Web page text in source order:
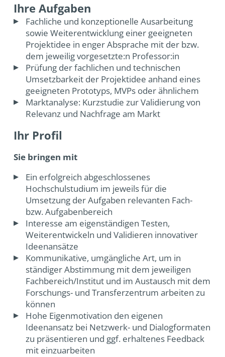
Ihre Aufgaben
Fachliche und konzeptionelle Ausarbeitung
sowie Weiterentwicklung einer geeigneten
Projektidee in enger Absprache mit der bzw.
dem jeweilig vorgesetzte:n Professor:in
Prüfung der fachlichen und technischen
Umsetzbarkeit der Projektidee anhand eines
geeigneten Prototyps, MVPs oder ähnlichem
Marktanalyse: Kurzstudie zur Validierung von
Relevanz und Nachfrage am Markt
Ihr Profil
Sie bringen mit
Ein erfolgreich abgeschlossenes
Hochschulstudium im jeweils für die
Umsetzung der Aufgaben relevanten Fach-
bzw. Aufgabenbereich
Interesse am eigenständigen Testen,
Weiterentwickeln und Validieren innovativer
Ideenansätze
Kommunikative, umgängliche Art, um in
ständiger Abstimmung mit dem jeweiligen
Fachbereich/Institut und im Austausch mit dem
Forschungs- und Transferzentrum arbeiten zu
können
Hohe Eigenmotivation den eigenen
Ideenansatz bei Netzwerk- und Dialogformaten
zu präsentieren und ggf. erhaltenes Feedback
mit einzuarbeiten